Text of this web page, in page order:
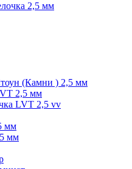
2,5 мм
(Камни ) 2,5 мм
2,5 мм
LVT 2,5 vv
мм
мм